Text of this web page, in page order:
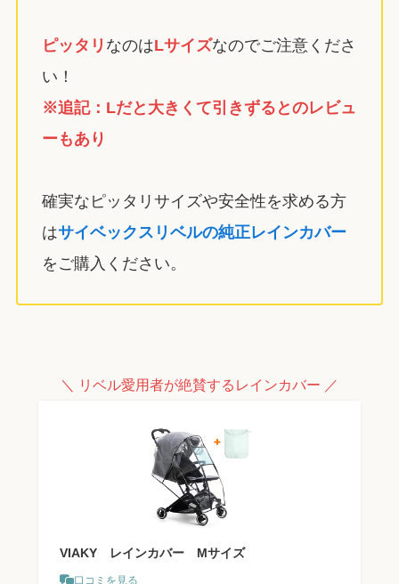
ピッタリ なのはLサイズなのでご注意くださ
い！
※追記：Lだと大きくて引きずるとのレビュ
ーもあり
確実なピッタリサイズや安全性を求める方
はサイベックスリベルの純正レインカバー
をご購入ください。
＼ リベル愛用者が絶賛するレインカバー ／
VIAKY レインカバー Mサイズ
口コミを見る